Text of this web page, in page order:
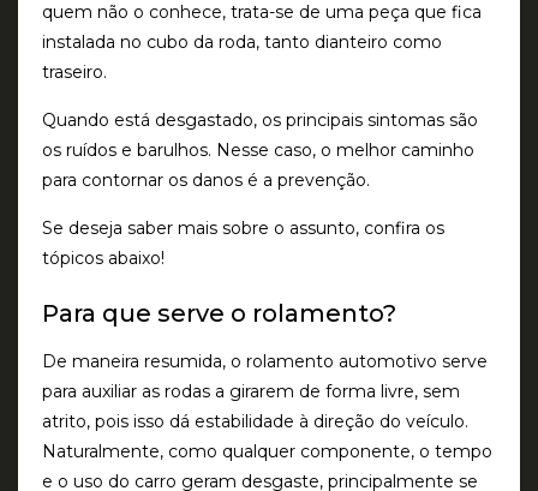
quem não o conhece, trata-se de uma peça que fica
instalada no cubo da roda, tanto dianteiro como
traseiro.
Quando está desgastado, os principais sintomas são
os ruídos e barulhos. Nesse caso, o melhor caminho
para contornar os danos é a prevenção.
Se deseja saber mais sobre o assunto, confira os
tópicos abaixo!
Para que serve o rolamento?
De maneira resumida, o rolamento automotivo serve
para auxiliar as rodas a girarem de forma livre, sem
atrito, pois isso dá estabilidade à direção do veículo.
Naturalmente, como qualquer componente, o tempo
e o uso do carro geram desgaste, principalmente se